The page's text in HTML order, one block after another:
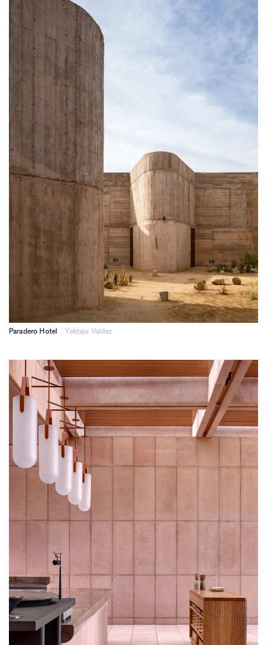
Paradero Hotel Yektajo Valdez